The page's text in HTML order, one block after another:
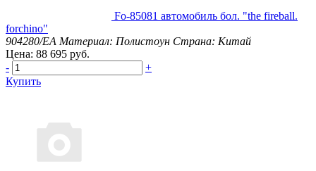
Fo-85081 автомобиль бол. "the fireball.
forchino"
904280/EA Материал: Полистоун Страна: Китай
Цена: 88 695 руб.
-
+
Купить